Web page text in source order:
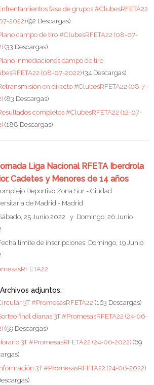
fase de grupos #ClubesRFETA22
2022)(92 Descargas)
campo de tiro #ClubesRFETA22 (08-07-
(33 Descargas)
inmediaciones campo de tiro
(08-07-2022) (34 Descargas)
en directo #ClubesRFETA22 (08-7-
(83 Descargas)
completos #ClubesRFETA22 (12-07-
(188 Descargas)
Liga Nacional RFETA Iberdrola
Cadetes y Menores de 14 años
Deportivo Zona Sur - Ciudad
de Madrid - Madrid
25 Junio 2022 y Domingo, 26 Junio
límite de inscripciones: Domingo, 19 Junio
Archivos adjuntos:
3T #PromesasRFETA22 (163 Descargas)
final dianas 3T #PromesasRFETA22 (24-06-
(59 Descargas)
3T #PromesasRFETA22 (24-06-2022) (69
3T #PromesasRFETA22 (24-06-2022)